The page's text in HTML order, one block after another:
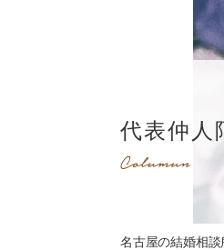
代表仲人
名古屋の結婚相談